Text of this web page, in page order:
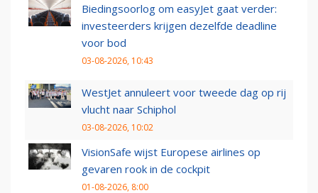
Biedingsoorlog om easyJet gaat verder:
investeerders krijgen dezelfde deadline
voor bod
03-08-2026, 10:43
WestJet annuleert voor tweede dag op rij
vlucht naar Schiphol
03-08-2026, 10:02
VisionSafe wijst Europese airlines op
gevaren rook in de cockpit
01-08-2026, 8:00